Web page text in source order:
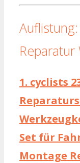
Reparatur
1. cyclists
Set für
Montage